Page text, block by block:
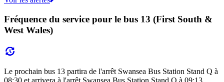
Fréquence du service pour le bus 13 (First South &
West Wales)
Le prochain bus 13 partira de l'arrêt Swansea Bus Station Stand Q à
08:30 et arrivera à l'arrêt Swansea Bus Station Stand Q à 09:13.